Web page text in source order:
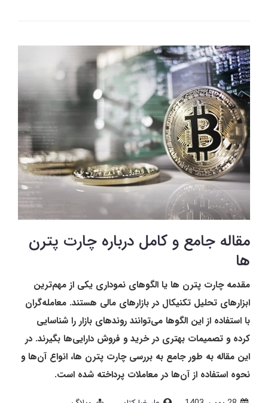
مقاله جامع و کامل درباره چارت پترن
ها
مقدمه چارت پترن ها یا الگوهای نموداری یکی از مهم‌ترین
ابزارهای تحلیل تکنیکال در بازارهای مالی هستند. معامله‌گران
با استفاده از این الگوها می‌توانند روندهای بازار را شناسایی
کرده و تصمیمات بهتری در خرید و فروش دارایی‌ها بگیرند. در
این مقاله به طور جامع به بررسی چارت پترن ها، انواع آن‌ها و
نحوه استفاده از آن‌ها در معاملات پرداخته شده است.